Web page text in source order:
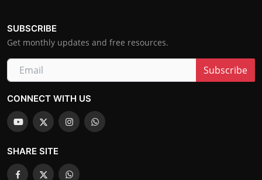
SUBSCRIBE
Get monthly updates and free resources.
Subscribe
CONNECT WITH US
SHARE SITE